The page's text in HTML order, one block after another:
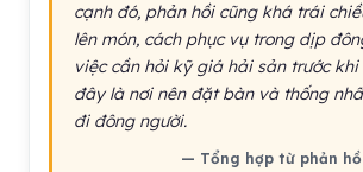
cạnh đó, phản hồi cũng khá trái
lên món, cách phục vụ trong dịp
việc cần hỏi kỹ giá hải sản trước khi
đây là nơi nên đặt bàn và thống
đi đông người.
— Tổng hợp từ phản